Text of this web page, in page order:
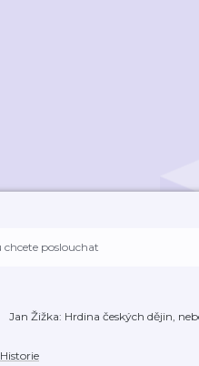
Jan Žižka: Hrdina českých dějin,
Historie